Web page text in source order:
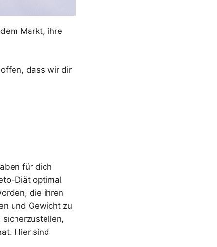
Markt, ihre
dass wir dir
für dich
Diät optimal
die ihren
und Gewicht zu
Hier sind